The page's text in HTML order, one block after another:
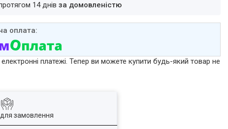
14 днівза домовленістю
електронні платежі. Тепер ви можете купити будь-який товар не
для замовлення